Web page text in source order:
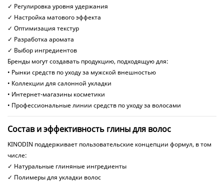
✓ Регулировка уровня удержания
✓ Настройка матового эффекта
✓ Оптимизация текстур
✓ Разработка аромата
✓ Выбор ингредиентов
Бренды могут создавать продукцию, подходящую для:
• Рынки средств по уходу за мужской внешностью
• Коллекции для салонной укладки
• Интернет-магазины косметики
• Профессиональные линии средств по уходу за волосами
Состав и эффективность глины для волос
KINODIN поддерживает пользовательские концепции формул, в том
числе:
✓ Натуральные глиняные ингредиенты
✓ Полимеры для укладки волос